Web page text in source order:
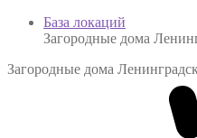
База локаций
Загородные дома
Загородные дома